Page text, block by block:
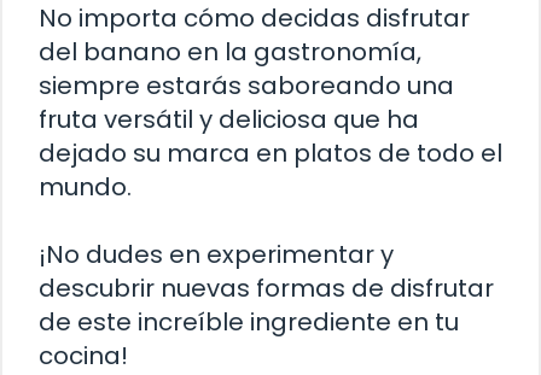
No importa cómo decidas disfrutar
del banano en la gastronomía,
siempre estarás saboreando una
fruta versátil y deliciosa que ha
dejado su marca en platos de todo el
mundo.
¡No dudes en experimentar y
descubrir nuevas formas de disfrutar
de este increíble ingrediente en tu
cocina!